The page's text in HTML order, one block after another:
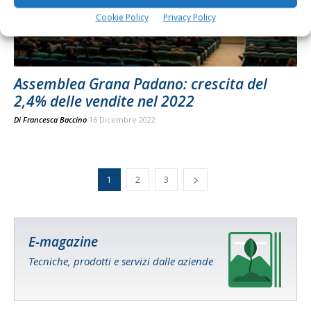
Cookie Policy Privacy Policy
Assemblea Grana Padano: crescita del
2,4% delle vendite nel 2022
Di Francesca Baccino 16 Dicembre 2022
1 2 3
E-magazine
Tecniche, prodotti e servizi dalle aziende